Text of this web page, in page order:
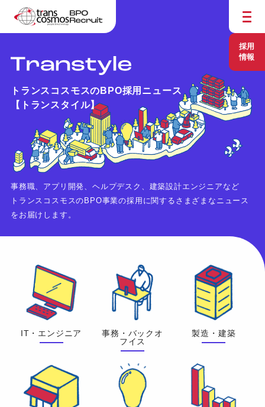
採用
情報
トランスコスモスのBPO採用ニュース
【トランスタイル】
事務職、アプリ開発、ヘルプデスク、建築設計エンジニアなど
トランスコスモスのBPO事業の採用に関するさまざまなニュース
をお届けします。
IT・エンジニア
事務・バックオ
フイス
製造・建築